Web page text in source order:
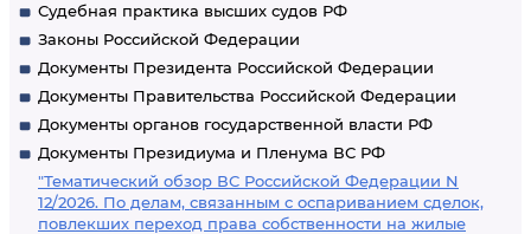
Судебная практика высших судов РФ
Законы Российской Федерации
Документы Президента Российской Федерации
Документы Правительства Российской Федерации
Документы органов государственной власти РФ
Документы Президиума и Пленума ВС РФ
"Тематический обзор ВС Российской Федерации N
12/2026. По делам, связанным с оспариванием сделок,
повлекших переход права собственности на жилые